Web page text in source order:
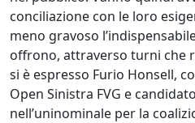
conciliazione con le loro
meno gravoso
offrono, attraverso turni che
si è espresso Furio Honsell,
Open Sinistra FVG e
nell’uninominale per la